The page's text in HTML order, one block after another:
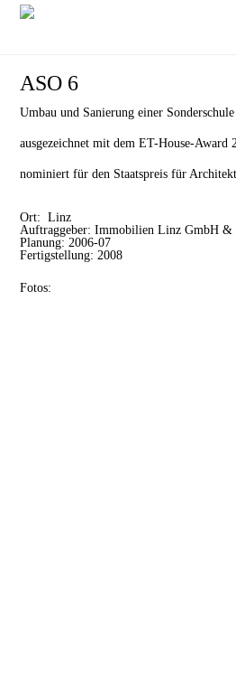
ASO 6
Umbau und Sanierung einer Sonderschule
ausgezeichnet mit dem ET-House-Award
nominiert für den Staatspreis für
Ort: Linz
Auftraggeber: Immobilien Linz GmbH &
Planung: 2006-07
Fertigstellung: 2008
Fotos: